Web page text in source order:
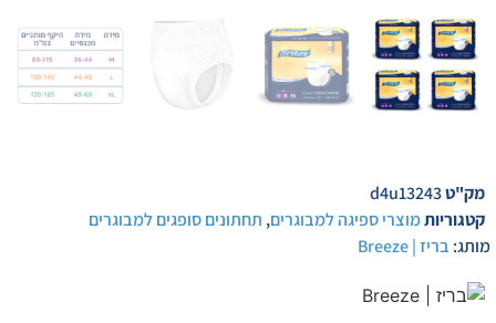
מק"טd4u13243
קטגוריותמוצרי ספיגה למבוגרים, תחתונים סופגים למבוגרים
מותג: בריז | Breeze